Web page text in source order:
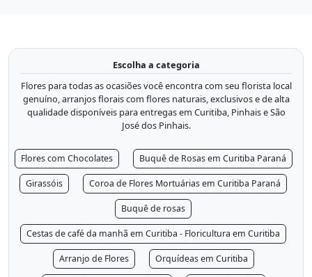
Escolha a categoria
Flores para todas as ocasiões você encontra com seu florista local
genuíno, arranjos florais com flores naturais, exclusivos e de alta
qualidade disponíveis para entregas em Curitiba, Pinhais e São
José dos Pinhais.
Flores com Chocolates Buquê de Rosas em Curitiba Paraná
Girassóis Coroa de Flores Mortuárias em Curitiba Paraná
Buquê de rosas
Cestas de café da manhã em Curitiba - Floricultura em Curitiba
Arranjo de Flores Orquídeas em Curitiba